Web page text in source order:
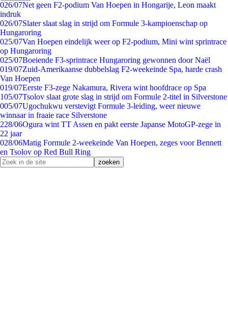
026/07Net geen F2-podium Van Hoepen in Hongarije, Leon maakt
indruk
026/07Slater slaat slag in strijd om Formule 3-kampioenschap op
Hungaroring
025/07Van Hoepen eindelijk weer op F2-podium, Mini wint sprintrace
op Hungaroring
025/07Boeiende F3-sprintrace Hungaroring gewonnen door Naël
019/07Zuid-Amerikaanse dubbelslag F2-weekeinde Spa, harde crash
Van Hoepen
019/07Eerste F3-zege Nakamura, Rivera wint hoofdrace op Spa
105/07Tsolov slaat grote slag in strijd om Formule 2-titel in Silverstone
005/07Ugochukwu verstevigt Formule 3-leiding, weer nieuwe
winnaar in fraaie race Silverstone
228/06Ogura wint TT Assen en pakt eerste Japanse MotoGP-zege in
22 jaar
028/06Matig Formule 2-weekeinde Van Hoepen, zeges voor Bennett
en Tsolov op Red Bull Ring